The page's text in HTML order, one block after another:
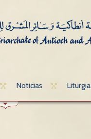
Noticias Liturgia